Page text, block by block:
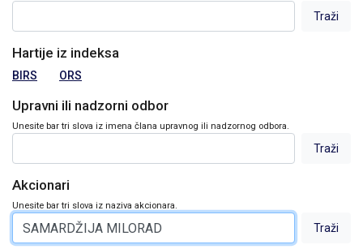
Hartije iz indeksa
BIRS ORS
Upravni ili nadzorni odbor
Unesite bar tri slova iz imena člana upravnog ili nadzornog odbora.
Akcionari
Unesite bar tri slova iz naziva akcionara.